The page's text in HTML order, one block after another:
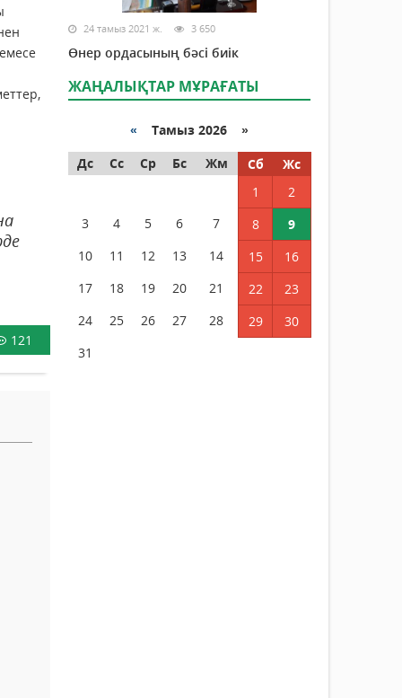
121
24 тамыз 2021 ж. 3 650
Өнер ордасының бәсі биік
ЖАҢАЛЫҚТАР МҰРАҒАТЫ
« Тамыз 2026 »
Дс
Сс Ср Бс Жм Сб
Жс
1
2
3
4 5 6 7 8
9
10
11 12 13 14 15
16
17
18 19 20 21 22
23
24
25 26 27 28 29
30
31